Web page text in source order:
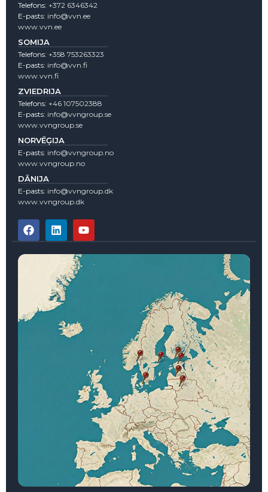
Telefons: +372 6346342
E-pasts: info@vvn.ee
www.vvn.ee
SOMIJA
Telefons: +358 753263323
E-pasts: info@vvn.fi
www.vvn.fi
ZVIEDRIJA
Telefons: +46 107502388
E-pasts: info@vvngroup.se
www.vvngroup.se
NORVĒĢIJA
E-pasts: info@vvngroup.no
www.vvngroup.no
DĀNIJA
E-pasts: info@vvngroup.dk
www.vvngroup.dk